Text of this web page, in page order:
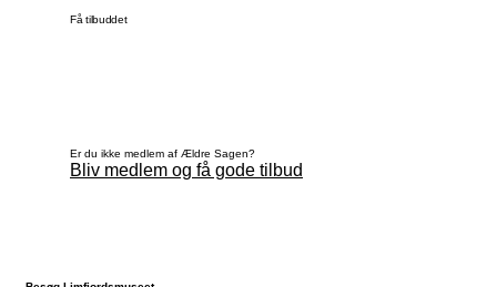
Få tilbuddet
Er du ikke medlem af Ældre Sagen?
Bliv medlem og få gode tilbud